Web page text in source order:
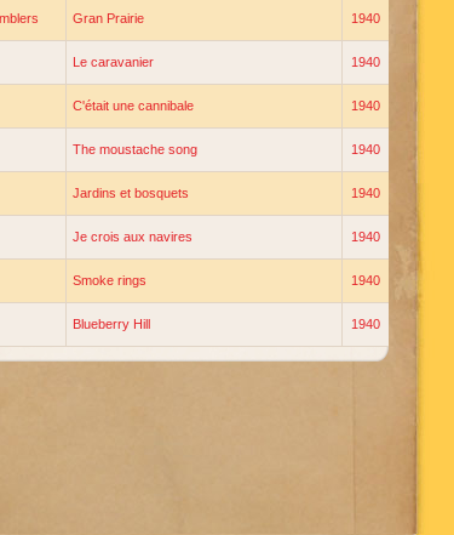
Gran Prairie 1940
Le caravanier 1940
C'était une cannibale 1940
The moustache song 1940
Jardins et bosquets 1940
Je crois aux navires 1940
Smoke rings 1940
Blueberry Hill 1940